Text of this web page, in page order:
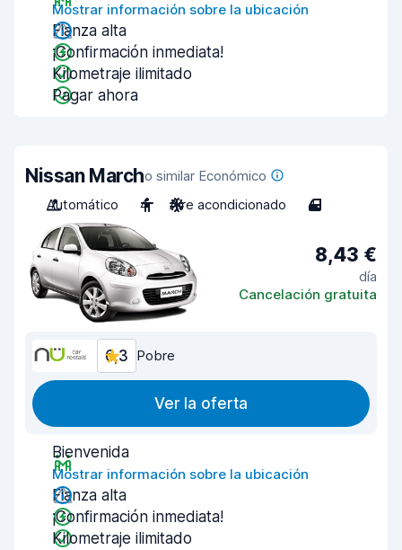
Mostrar información sobre la ubicación
Fianza alta
¡Confirmación inmediata!
Kilometraje ilimitado
Pagar ahora
Nissan Marcho similar Económico
Automático
4 Aire acondicionado 4
8,43 €
día
Cancelación gratuita
6,3 Pobre
Ver la oferta
Bienvenida
Mostrar información sobre la ubicación
Fianza alta
¡Confirmación inmediata!
Kilometraje ilimitado